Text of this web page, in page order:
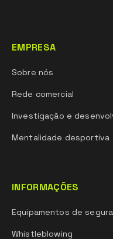
EMPRESA
Sobre nós
Rede comercial
Investigação e
Mentalidade desportiva
INFORMAÇÕES
Equipamentos de
Whistleblowing